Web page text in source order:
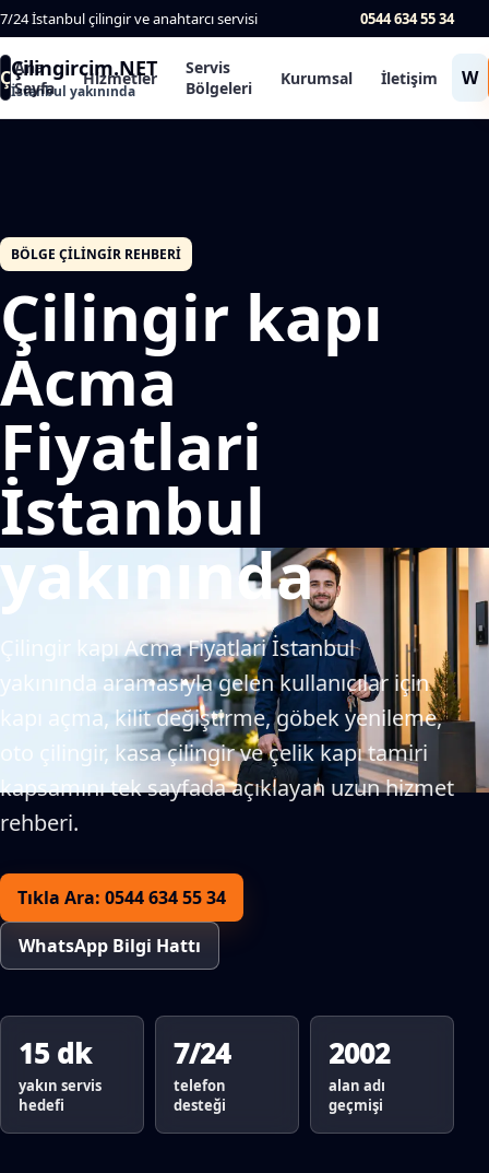
7/24 İstanbul çilingir ve anahtarcı servisi 0544 634 55 34
ÇÇilingircim.NET
İstanbul yakınında
Ana
Sayfa
Hizmetler
Servis
Bölgeleri
Kurumsal İletişim W
BÖLGE ÇILINGIR REHBERI
Çilingir kapı
Acma
Fiyatlari
İstanbul
yakınında
Çilingir kapı Acma Fiyatlari İstanbul
yakınında aramasıyla gelen kullanıcılar için
kapı açma, kilit değiştirme, göbek yenileme,
oto çilingir, kasa çilingir ve çelik kapı tamiri
kapsamını tek sayfada açıklayan uzun hizmet
rehberi.
Tıkla Ara: 0544 634 55 34
WhatsApp Bilgi Hattı
15 dk
yakın servis
hedefi
7/24
telefon
desteği
2002
alan adı
geçmişi